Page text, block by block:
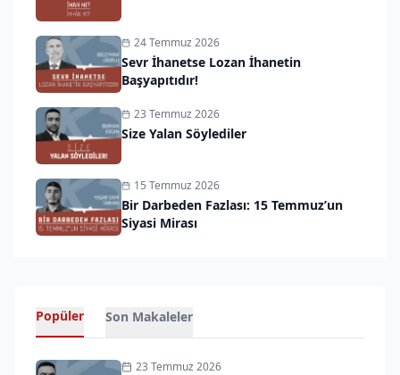
24 Temmuz 2026
Sevr İhanetse Lozan İhanetin
Başyapıtıdır!
23 Temmuz 2026
Size Yalan Söylediler
15 Temmuz 2026
Bir Darbeden Fazlası: 15 Temmuz’un
Siyasi Mirası
Popüler Son Makaleler
23 Temmuz 2026